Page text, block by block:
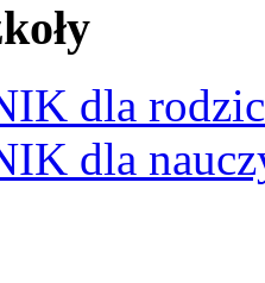
dla
dla